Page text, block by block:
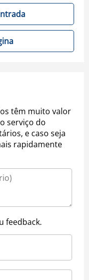
têm muito valor
serviço do
e caso seja
rapidamente
feedback.